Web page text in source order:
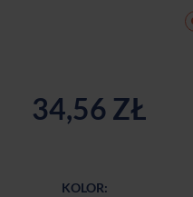
34,56 ZŁ
KOLOR: